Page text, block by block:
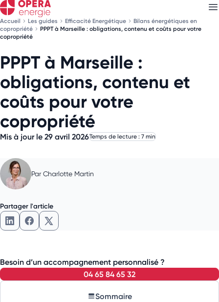
Accueil Les guides Efficacité Energétique
Bilans énergétiques en
copropriété
PPPT à Marseille : obligations, contenu et coûts pour votre
copropriété
PPPT à Marseille :
obligations, contenu et
coûts pour votre
copropriété
Mis à jour le 29 avril 2026Temps de lecture : 7 min
Par Charlotte Martin
Partager l'article
Partager l'article sur LinkedIn
Partager l'article sur Facebook
Partager l'article sur X
Besoin d’un accompagnement personnalisé ?
04 65 84 65 32
Sommaire
Découvrez nosnewsletters
Choisissez les newsletters qui vous intéressent